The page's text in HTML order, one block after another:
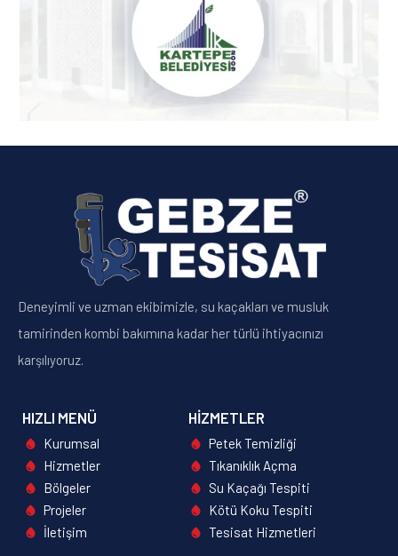
Deneyimli ve uzman ekibimizle, su kaçakları ve musluk
tamirinden kombi bakımına kadar her türlü ihtiyacınızı
karşılıyoruz.
HIZLI MENÜ
Kurumsal
Hizmetler
Bölgeler
Projeler
İletişim
HIZMETLER
Petek Temizliği
Tıkanıklık Açma
Su Kaçağı Tespiti
Kötü Koku Tespiti
Tesisat Hizmetleri